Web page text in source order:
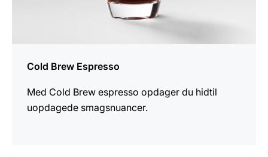
Cold Brew Espresso
Med Cold Brew espresso opdager du hidtil
uopdagede smagsnuancer.